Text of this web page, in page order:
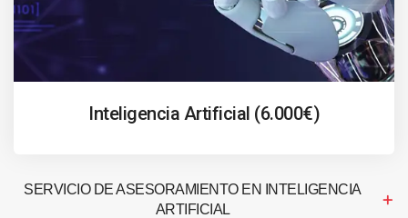
Inteligencia Artificial (6.000€)
SERVICIO DE ASESORAMIENTO EN INTELIGENCIA
ARTIFICIAL